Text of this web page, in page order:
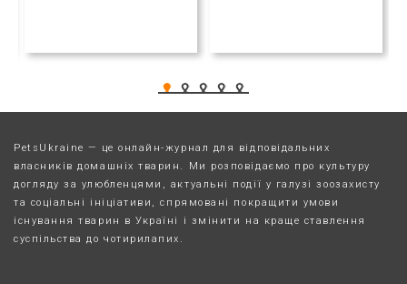
PetsUkraine — це онлайн-журнал для відповідальних
власників домашніх тварин. Ми розповідаємо про культуру
догляду за улюбленцями, актуальні події у галузі зоозахисту
та соціальні ініціативи, спрямовані покращити умови
існування тварин в Україні і змінити на краще ставлення
суспільства до чотирилапих.